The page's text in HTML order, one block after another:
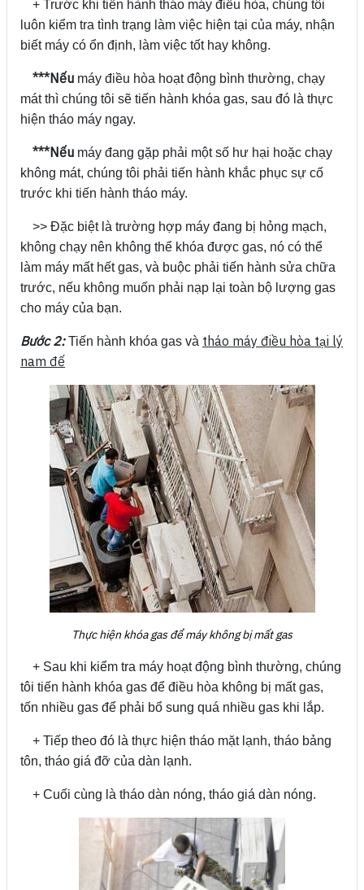
+ Trước khi tiến hành tháo máy điều hòa, chúng tôi
luôn kiểm tra tình trạng làm việc hiện tại của máy, nhận
biết máy có ổn định, làm việc tốt hay không.
***Nếu máy điều hòa hoạt động bình thường, chạy
mát thì chúng tôi sẽ tiến hành khóa gas, sau đó là thực
hiện tháo máy ngay.
***Nếu máy đang gặp phải một số hư hại hoặc chạy
không mát, chúng tôi phải tiến hành khắc phục sự cố
trước khi tiến hành tháo máy.
>> Đặc biệt là trường hợp máy đang bị hỏng mạch,
không chạy nên không thể khóa được gas, nó có thể
làm máy mất hết gas, và buộc phải tiến hành sửa chữa
trước, nếu không muốn phải nạp lại toàn bộ lượng gas
cho máy của bạn.
Bước 2:Tiến hành khóa gas và tháo máy điều hòa tại lý
nam đế
Thực hiện khóa gas để máy không bị mất gas
+ Sau khi kiểm tra máy hoạt động bình thường, chúng
tôi tiến hành khóa gas để điều hòa không bị mất gas,
tốn nhiều gas để phải bổ sung quá nhiều gas khi lắp.
+ Tiếp theo đó là thực hiện tháo mặt lạnh, tháo bảng
tôn, tháo giá đỡ của dàn lạnh.
+ Cuối cùng là tháo dàn nóng, tháo giá dàn nóng.